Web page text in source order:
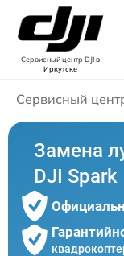
Сервисный центр DJIв
Иркутске
Сервисный
Замена
DJI Spark